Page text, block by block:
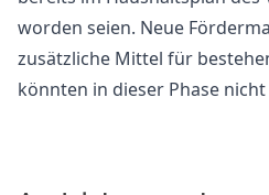
worden seien. Neue
zusätzliche Mittel für
könnten in dieser Phase